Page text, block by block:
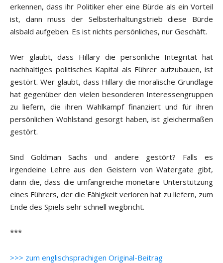
erkennen, dass ihr Politiker eher eine Bürde als ein Vorteil
ist, dann muss der Selbsterhaltungstrieb diese Bürde
alsbald aufgeben. Es ist nichts persönliches, nur Geschäft.
Wer glaubt, dass Hillary die persönliche Integrität hat
nachhaltiges politisches Kapital als Führer aufzubauen, ist
gestört. Wer glaubt, dass Hillary die moralische Grundlage
hat gegenüber den vielen besonderen Interessengruppen
zu liefern, die ihren Wahlkampf finanziert und für ihren
persönlichen Wohlstand gesorgt haben, ist gleichermaßen
gestört.
Sind Goldman Sachs und andere gestört? Falls es
irgendeine Lehre aus den Geistern von Watergate gibt,
dann die, dass die umfangreiche monetäre Unterstützung
eines Führers, der die Fähigkeit verloren hat zu liefern, zum
Ende des Spiels sehr schnell wegbricht.
***
>>> zum englischsprachigen Original-Beitrag